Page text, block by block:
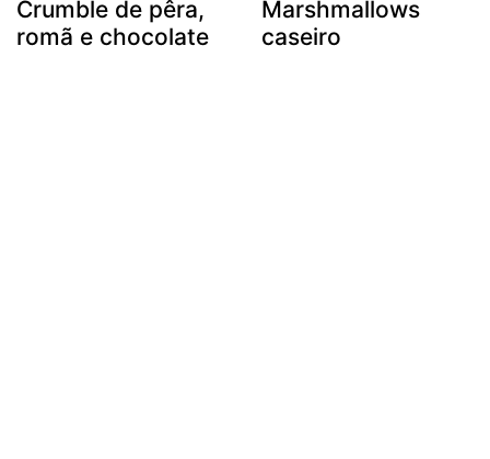
Crumble de pêra,
romã e chocolate
Marshmallows
caseiro